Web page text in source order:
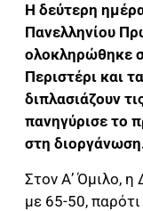
Η δεύτερη
Πανελληνίου
ολοκληρώθηκε
Περιστέρι και
διπλασιάζουν
πανηγύρισε το
στη
Στον Α’ Όμιλο,
με 65-50,